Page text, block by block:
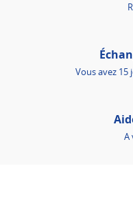
Vous avez 15
A